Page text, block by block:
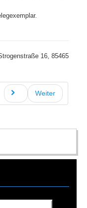
16, 85465
Weiter